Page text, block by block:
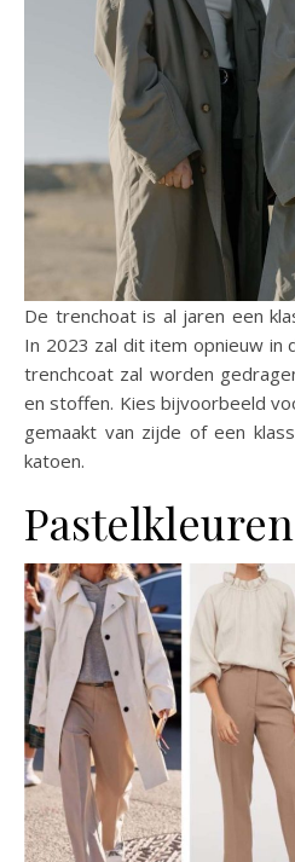
De trenchoat is al jaren een
In 2023 zal dit item opnieuw in
trenchcoat zal worden
en stoffen. Kies bijvoorbeeld
gemaakt van zijde of een
katoen.
Pastelkleuren